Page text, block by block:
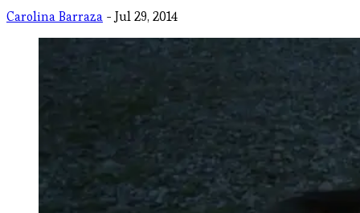
Carolina Barraza - Jul 29, 2014